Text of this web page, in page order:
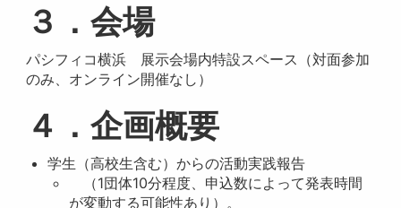
３．会場
パシフィコ横浜 展示会場内特設スペース（対面参加
のみ、オンライン開催なし）
４．企画概要
学生（高校生含む）からの活動実践報告
（1団体10分程度、申込数によって発表時間
が変動する可能性あり）。